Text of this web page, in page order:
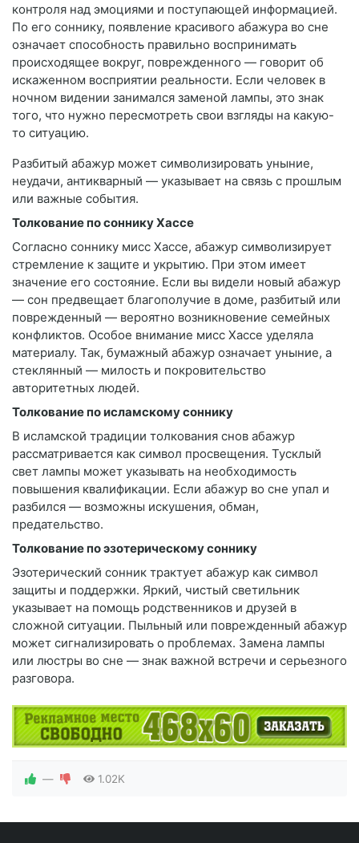
контроля над эмоциями и поступающей информацией.
По его соннику, появление красивого абажура во сне
означает способность правильно воспринимать
происходящее вокруг, поврежденного — говорит об
искаженном восприятии реальности. Если человек в
ночном видении занимался заменой лампы, это знак
того, что нужно пересмотреть свои взгляды на какую-
то ситуацию.
Разбитый абажур может символизировать уныние,
неудачи, антикварный — указывает на связь с прошлым
или важные события.
Толкование по соннику Хассе
Согласно соннику мисс Хассе, абажур символизирует
стремление к защите и укрытию. При этом имеет
значение его состояние. Если вы видели новый абажур
— сон предвещает благополучие в доме, разбитый или
поврежденный — вероятно возникновение семейных
конфликтов. Особое внимание мисс Хассе уделяла
материалу. Так, бумажный абажур означает уныние, а
стеклянный — милость и покровительство
авторитетных людей.
Толкование по исламскому соннику
В исламской традиции толкования снов абажур
рассматривается как символ просвещения. Тусклый
свет лампы может указывать на необходимость
повышения квалификации. Если абажур во сне упал и
разбился — возможны искушения, обман,
предательство.
Толкование по эзотерическому соннику
Эзотерический сонник трактует абажур как символ
защиты и поддержки. Яркий, чистый светильник
указывает на помощь родственников и друзей в
сложной ситуации. Пыльный или поврежденный абажур
может сигнализировать о проблемах. Замена лампы
или люстры во сне — знак важной встречи и серьезного
разговора.
— 1.02K